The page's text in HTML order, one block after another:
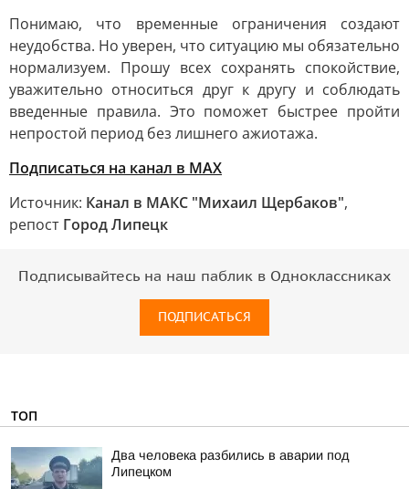
Понимаю, что временные ограничения создают
неудобства. Но уверен, что ситуацию мы обязательно
нормализуем. Прошу всех сохранять спокойствие,
уважительно относиться друг к другу и соблюдать
введенные правила. Это поможет быстрее пройти
непростой период без лишнего ажиотажа.
Подписаться на канал в МАХ
Источник: Канал в МАКС "Михаил Щербаков",
репост Город Липецк
Подписывайтесь на наш паблик в Одноклассниках
ПОДПИСАТЬСЯ
ТОП
Два человека разбились в аварии под
Липецком